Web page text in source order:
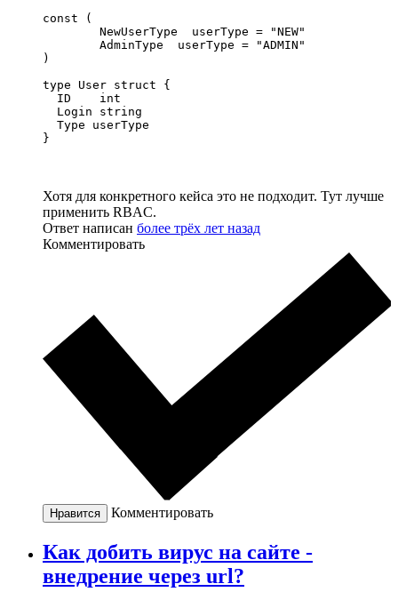
const (
)
type User struct {
  ID    int
  Login string
  Type userType
}
Хотя для конкретного кейса это не подходит. Тут лучше
применить RBAC.
Ответ написан более трёх лет назад
Комментировать
Нравится Комментировать
Как добить вирус на сайте -
внедрение через url?